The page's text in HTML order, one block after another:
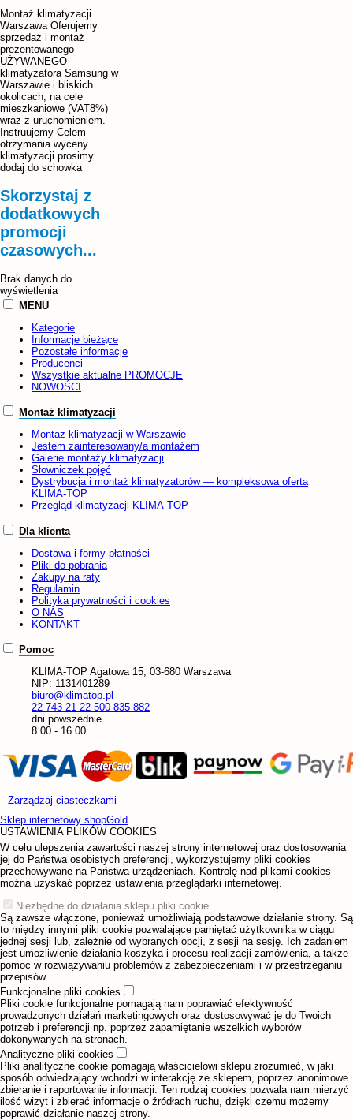
rozwiązania dostosowane do
ich indywidualnych potrzeb.
Jeżeli chodzi o nawilżanie
powietrza, stoimy na
stanowisku, że w okresie
grzewczym warto
zainwestować w urządzenia,
dzięki którym wszyscy
domownicy czy pracownicy
biura poczują się bardziej
komfortowo. Dlatego
przygotowaliśmy bogatą
ofertę nawilżaczy różnych
typów. Kolejnym tematem w
zainteresowań jest
oczyszczanie powietrza.
Posiadamy duży
wybóroczyszczaczy
orazoczyszczaczo-
nawilżaczydo domowego i
komercyjnego użytku.
Zachęcamy do zapoznania
się z pełną ofertą, a w razie
jakichkolwiek pytań
zapraszamy do kontaktu
drogą telefoniczną bądź
mailową. Jeśli chodzi o
dobrej jakościnawilżacze
osuszacze,grzejnikiczy
klimatyzacje, Warszawa jest
miastem, w którym
jesteśmy znani i polecani
przez wielu zadowolonych
klientów.
Zwiń
Montaż klimatyzacji
Warszawa Oferujemy
sprzedaż i montaż
prezentowanego
UŻYWANEGO
klimatyzatora Samsung w
Warszawie i bliskich
okolicach, na cele
mieszkaniowe (VAT8%)
wraz z uruchomieniem.
Instruujemy Celem
otrzymania wyceny
klimatyzacji prosimy…
dodaj do schowka
Skorzystaj z
dodatkowych
promocji
czasowych...
Brak danych do
wyświetlenia
MENU
Kategorie
Informacje bieżące
Pozostałe informacje
Producenci
Wszystkie aktualne PROMOCJE
NOWOŚCI
Montaż klimatyzacji
Montaż klimatyzacji w Warszawie
Jestem zainteresowany/a montażem
Galerie montaży klimatyzacji
Słowniczek pojęć
Dystrybucja i montaż klimatyzatorów — kompleksowa oferta
KLIMA-TOP
Przegląd klimatyzacji KLIMA-TOP
Dla klienta
Dostawa i formy płatności
Pliki do pobrania
Zakupy na raty
Regulamin
Polityka prywatności i cookies
O NAS
KONTAKT
Pomoc
KLIMA-TOP Agatowa 15, 03-680 Warszawa
NIP: 1131401289
biuro@klimatop.pl
22 743 21 22 500 835 882
dni powszednie
8.00 - 16.00
Zarządzaj ciasteczkami
Sklep internetowy shopGold
USTAWIENIA PLIKÓW COOKIES
W celu ulepszenia zawartości naszej strony internetowej oraz dostosowania
jej do Państwa osobistych preferencji, wykorzystujemy pliki cookies
przechowywane na Państwa urządzeniach. Kontrolę nad plikami cookies
można uzyskać poprzez ustawienia przeglądarki internetowej.
Niezbędne do działania sklepu pliki cookie
Są zawsze włączone, ponieważ umożliwiają podstawowe działanie strony. Są
to między innymi pliki cookie pozwalające pamiętać użytkownika w ciągu
jednej sesji lub, zależnie od wybranych opcji, z sesji na sesję. Ich zadaniem
jest umożliwienie działania koszyka i procesu realizacji zamówienia, a także
pomoc w rozwiązywaniu problemów z zabezpieczeniami i w przestrzeganiu
przepisów.
Funkcjonalne pliki cookies
Pliki cookie funkcjonalne pomagają nam poprawiać efektywność
prowadzonych działań marketingowych oraz dostosowywać je do Twoich
potrzeb i preferencji np. poprzez zapamiętanie wszelkich wyborów
dokonywanych na stronach.
Analityczne pliki cookies
Pliki analityczne cookie pomagają właścicielowi sklepu zrozumieć, w jaki
sposób odwiedzający wchodzi w interakcję ze sklepem, poprzez anonimowe
zbieranie i raportowanie informacji. Ten rodzaj cookies pozwala nam mierzyć
ilość wizyt i zbierać informacje o źródłach ruchu, dzięki czemu możemy
poprawić działanie naszej strony.